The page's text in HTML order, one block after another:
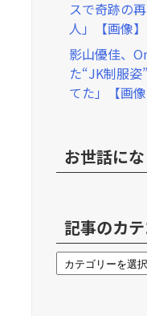
スで奇跡の
人」【画像】
影山優佳、
た“JK制服
てた」【画像
お世話に
記事のカ